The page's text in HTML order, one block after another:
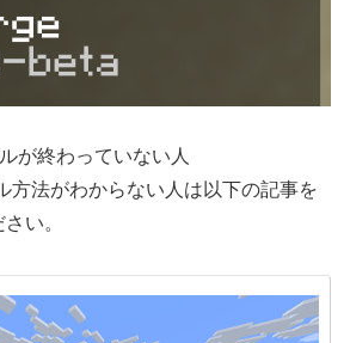
が終わっていない人
方法がわからない人は以下の記事を
い。